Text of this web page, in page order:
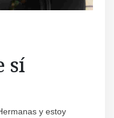
sí
y estoy